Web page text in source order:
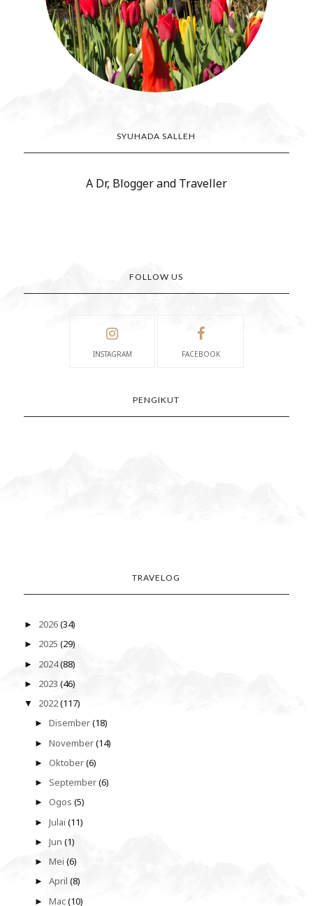
SYUHADA SALLEH
A Dr, Blogger and Traveller
FOLLOW US
INSTAGRAM FACEBOOK
PENGIKUT
TRAVELOG
► 2026(34)
► 2025 (29)
► 2024(88)
► 2023 (46)
▼ 2022(117)
►Disember(18)
►November(14)
►Oktober(6)
► September(6)
►Ogos(5)
►Julai(11)
►Jun(1)
►Mei(6)
►April(8)
►Mac(10)